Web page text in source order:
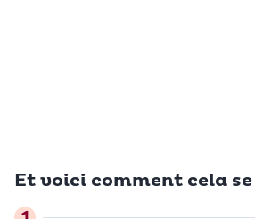
Et voici comment cela